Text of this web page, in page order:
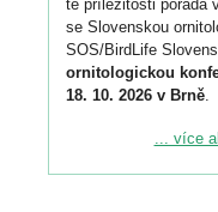
té příležitosti pořádá
se Slovenskou
SOS/BirdLife
ornitologickou
18. 10. 2026 v Brně.
Podrobnější ... více